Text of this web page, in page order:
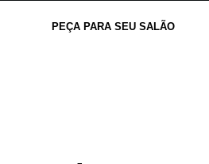
PEÇA PARA SEU SALÃO